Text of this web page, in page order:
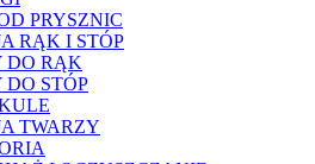
PRYSZNIC
RĄK I STÓP
DO RĄK
STÓP
TWARZY